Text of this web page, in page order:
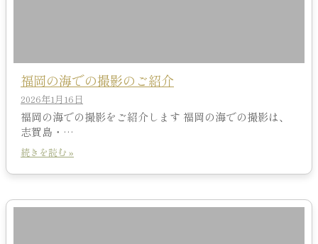
福岡の海での撮影のご紹介
2026年1月16日
福岡の海での撮影をご紹介します 福岡の海での撮影は、
志賀島・…
続きを読む »